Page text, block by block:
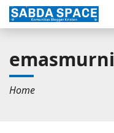
emasmurni
Home